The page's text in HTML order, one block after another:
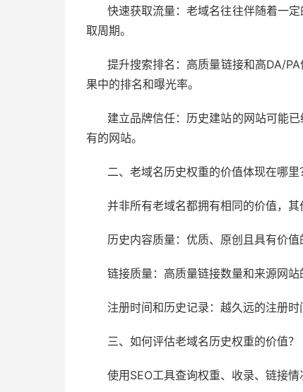
快速获取流量：老域名往往伴随着一
取周期。
提升搜索排名：高质量链接和高DA/
果中的排名和曝光率。
建立品牌信任：历史建站的网站可能
有的网站。
二、老域名历史权重的价值体现在哪里
并非所有老域名都拥有相同的价值，其
历史内容质量：优质、原创且具有价
链接质量：高质量链接数量和来源网站
注册时间和历史记录：越久远的注册
三、如何评估老域名历史权重的价值？
使用SEO工具查询权重、收录、链接情